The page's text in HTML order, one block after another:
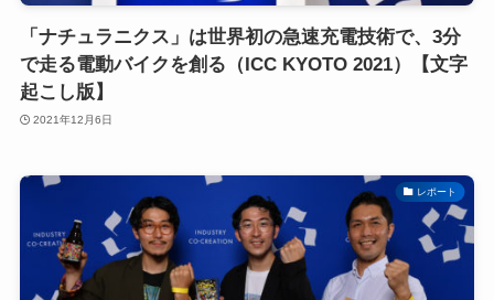
「ナチュラニクス」は世界初の急速充電技術で、3分
で走る電動バイクを創る（ICC KYOTO 2021）【文字
起こし版】
2021年12月6日
レポート